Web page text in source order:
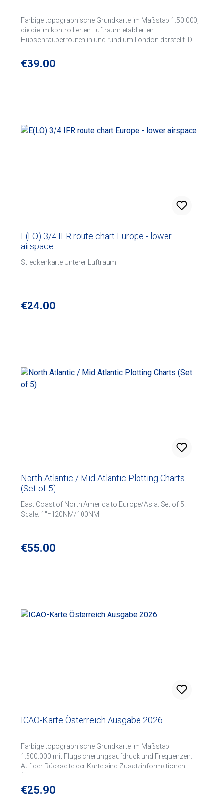
Farbige topographische Grundkarte im Maßstab 1:50.000,
die die im kontrollierten Luftraum etablierten
Hubschrauberrouten in und rund um London darstellt. Die
unverzichtbar, sondern auch ein nützlicher Begleiter für
den VFR-Piloten, der in London und der Umgebung wie
Regular price:
€39.00
E(LO) 3/4 IFR route chart Europe - lower
airspace
Streckenkarte Unterer Luftraum
Regular price:
€24.00
North Atlantic / Mid Atlantic Plotting Charts
(Set of 5)
East Coast of North America to Europe/Asia. Set of 5.
Scale: 1"=120NM/100NM
Regular price:
€55.00
ICAO-Karte Österreich Ausgabe 2026
Farbige topographische Grundkarte im Maßstab
1:500.000 mit Flugsicherungsaufdruck und Frequenzen.
Auf der Rückseite der Karte sind Zusatzinformationen
Beispielprofil der Luftraumstruktur) übersichtlich für den
Regular price:
€25.90